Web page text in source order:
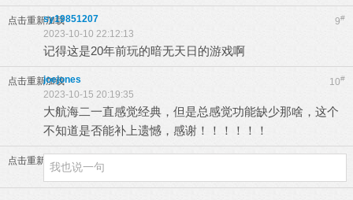
点击重新加载 9#
sy19851207
2023-10-10 22:12:13
记得这是20年前玩的暗无天日的游戏啊
点击重新加载 10#
joejones
2023-10-15 20:19:35
大航海二一直感觉经典，但是总感觉功能缺少那啥，这个
不知道是否能补上遗憾，感谢！！！！！！
点击重新加载